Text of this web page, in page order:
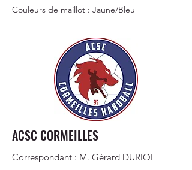
Couleurs de maillot : Jaune/Bleu
ACSC CORMEILLES
Correspondant : M. Gérard DURIOL